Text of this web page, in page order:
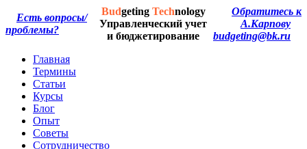
Есть вопросы/
проблемы?
Budgeting Technology
Управленческий учет
и бюджетирование
Обратитесь к
А.Карпову
budgeting@bk.ru
Главная
Термины
Статьи
Курсы
Блог
Опыт
Советы
Сотрудничество